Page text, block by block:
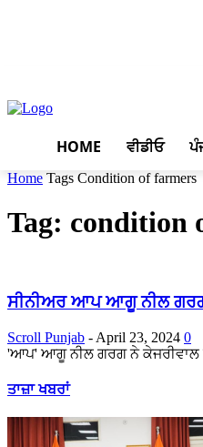
HOME ਵੀਡੀਓ
Home Tags Condition of farmers
Tag: condition
ਸੀਨੀਅਰ ਆਪ ਆਗੂ ਨੀਲ
Scroll Punjab - April 23, 2024 0
'ਆਪ' ਆਗੂ ਨੀਲ ਗਰਗ ਨੇ ਕੇਜਰੀਵਾਲ
ਤਾਜ਼ਾ ਖਬਰਾਂ